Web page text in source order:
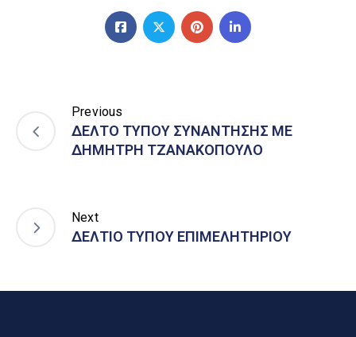
Previous
ΔΕΛΤΟ ΤΥΠΟΥ ΣΥΝΑΝΤΗΣΗΣ ΜΕ
ΔΗΜΗΤΡΗ ΤΖΑΝΑΚΟΠΟΥΛΟ
Next
ΔΕΛΤΙΟ ΤΥΠΟΥ ΕΠΙΜΕΛΗΤΗΡΙΟΥ